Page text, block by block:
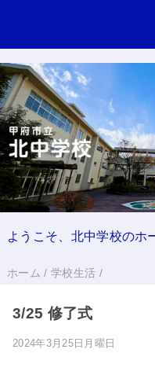
ようこそ、北中学校のホ
ホーム / 学校生活 /
3/25 修了式
2024年3月25日月曜日